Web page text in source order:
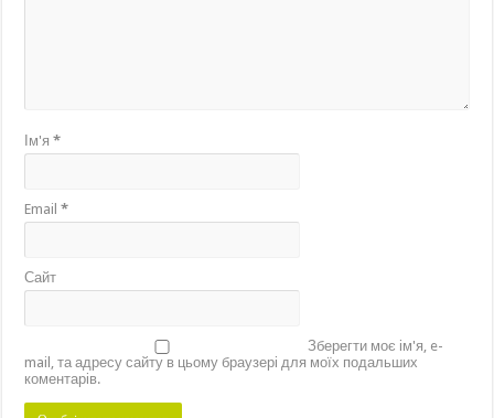
Ім'я*
Email*
Сайт
Зберегти моє ім'я, e-
mail, та адресу сайту в цьому браузері для моїх подальших
коментарів.